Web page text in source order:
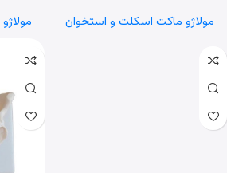
مولاژو ماکت اسکلت و استخوان